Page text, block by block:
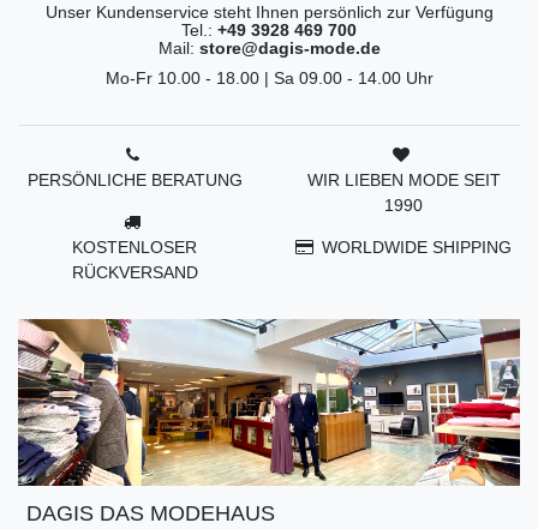
Unser Kundenservice steht Ihnen persönlich zur Verfügung
Tel.: +49 3928 469 700
Mail: store@dagis-mode.de
Mo-Fr 10.00 - 18.00 | Sa 09.00 - 14.00 Uhr
PERSÖNLICHE BERATUNG
KOSTENLOSER
RÜCKVERSAND
WIR LIEBEN MODE SEIT
1990
WORLDWIDE SHIPPING
DAGIS DAS MODEHAUS